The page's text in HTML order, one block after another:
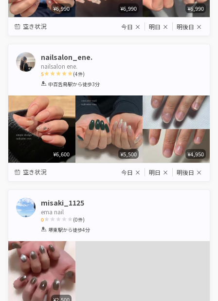
¥6,990 ¥6,990 ¥6,990
空き状況 今日 × 明日 × 明後日 ×
nailsalon_ene.
nailsalon ene.
5
1 2 3 4 5
(4件)
中百舌鳥駅から徒歩3分
¥6,600 ¥5,500 ¥4,950
空き状況 今日 × 明日 × 明後日 ×
misaki_1125
ema nail
0
1 2 3 4 5
(0件)
堺東駅から徒歩4分